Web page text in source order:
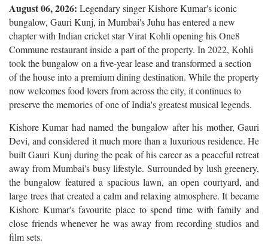
August 06, 2026: Legendary singer Kishore Kumar's iconic
bungalow, Gauri Kunj, in Mumbai's Juhu has entered a new
chapter with Indian cricket star Virat Kohli opening his One8
Commune restaurant inside a part of the property. In 2022, Kohli
took the bungalow on a five-year lease and transformed a section
of the house into a premium dining destination. While the property
now welcomes food lovers from across the city, it continues to
preserve the memories of one of India's greatest musical legends.
Kishore Kumar had named the bungalow after his mother, Gauri
Devi, and considered it much more than a luxurious residence. He
built Gauri Kunj during the peak of his career as a peaceful retreat
away from Mumbai's busy lifestyle. Surrounded by lush greenery,
the bungalow featured a spacious lawn, an open courtyard, and
large trees that created a calm and relaxing atmosphere. It became
Kishore Kumar's favourite place to spend time with family and
close friends whenever he was away from recording studios and
film sets.